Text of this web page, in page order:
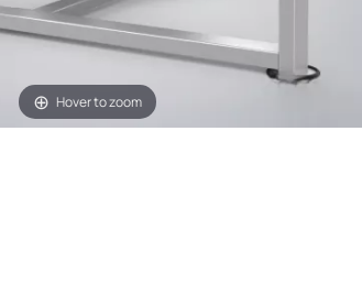
Hover to zoom